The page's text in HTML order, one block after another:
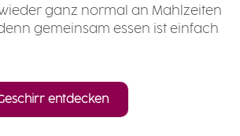
ganz normal an Mahlzeiten
gemeinsam essen ist einfach
entdecken